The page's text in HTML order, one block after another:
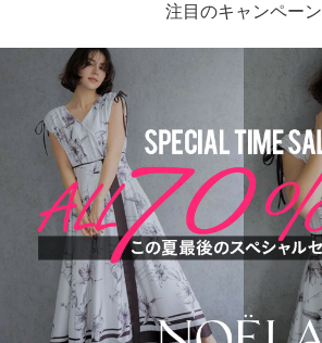
注目のキャンペーン